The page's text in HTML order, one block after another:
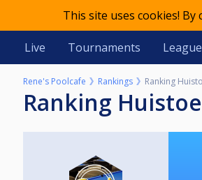
This site uses cookies!
Live Tournaments
Rene's Poolcafe Rankings Ranking
Ranking